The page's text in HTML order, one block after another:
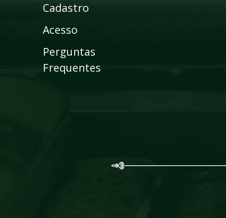
Cadastro
Acesso
Perguntas
Frequentes